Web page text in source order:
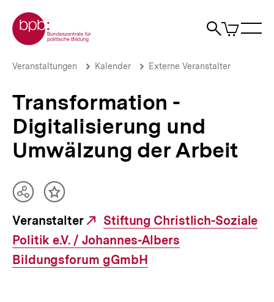
zum
Seiteninhalt
springen
Zur Startseite der bpb
Suche
Artikel
im
Transformation
und
Umwälzung
der
Arbeit
bpb.de
Brotkrümelnavigation
Pfadnavigation
Veranstaltungen Kalender Externe Veranstalter
Transformation -
Digitalisierung und
Umwälzung der Arbeit
Veranstalter
Externer
Link:
Stiftung Christlich-Soziale
Politik e.V. / Johannes-Albers
Bildungsforum gGmbH
Teilen
Optionen
anzeigen
Inhalt
merken